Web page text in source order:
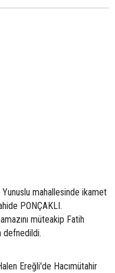
mahallesinde ikamet
PONÇAKLI.
müteakip Fatih
defnedildi.
Ereğli'de Hacımütahir